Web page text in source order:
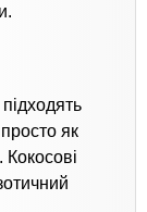
як